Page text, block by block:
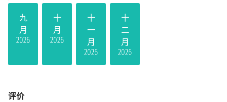
九
月
2026
十
月
2026
十
一
月
2026
十
二
月
2026
评价